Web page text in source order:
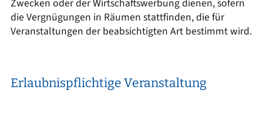
Zwecken oder der Wirtschaftswerbung dienen, sofern
die Vergnügungen in Räumen stattfinden, die für
Veranstaltungen der beabsichtigten Art bestimmt wird.
Erlaubnispflichtige Veranstaltung